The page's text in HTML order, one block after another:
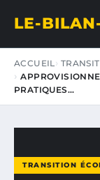
LE-
ACCUEIL
PRATIQUES…
TRANSITION